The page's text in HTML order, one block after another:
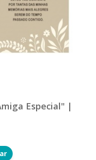
Especial" |